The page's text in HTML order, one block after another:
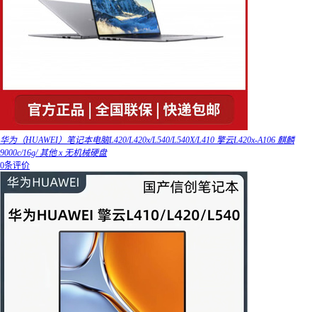
华为（HUAWEI）笔记本电脑L420/L420x/L540/L540X/L410 擎云L420x-A106 麒麟
9000c/16g/ 其他 x 无机械硬盘
0条评价